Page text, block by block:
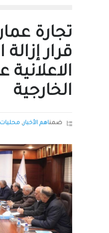
تجارة
قرار
الخارجية
ضمناهم الأخبار, محليات